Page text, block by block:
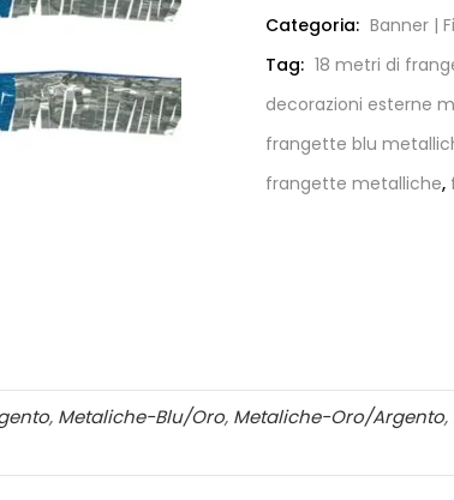
Categoria: Banner |
Tag: 18 metri di
decorazioni esterne
frangette blu
frangette metalliche,
, Metaliche-Blu/Oro, Metaliche-Oro/Argento,